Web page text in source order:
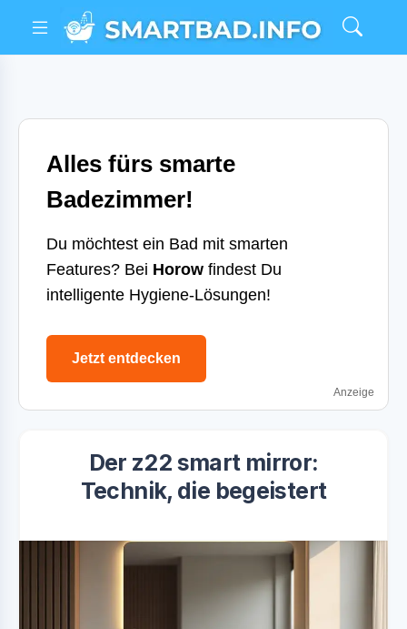
Alles fürs smarte
Badezimmer!
Du möchtest ein Bad mit smarten
Features? Bei Horow findest Du
intelligente Hygiene-Lösungen!
Jetzt entdecken
Anzeige
Der z22 smart mirror:
Technik, die begeistert